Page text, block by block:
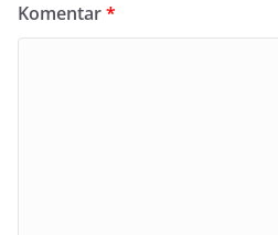
Komentar*